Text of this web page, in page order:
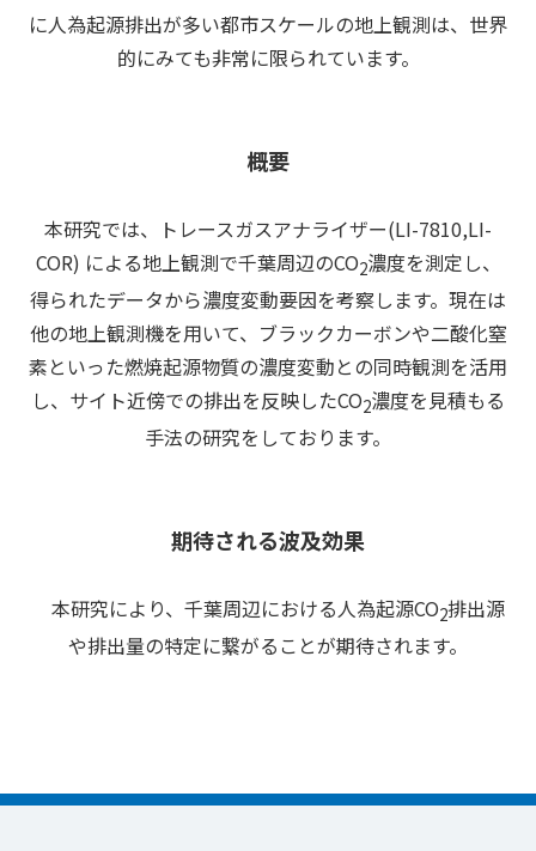
に人為起源排出が多い都市スケールの地上観測は、世界
的にみても非常に限られています。
概要
本研究では、トレースガスアナライザー(LI-7810,LI-
COR) による地上観測で千葉周辺のCO2濃度を測定し、
得られたデータから濃度変動要因を考察します。現在は
他の地上観測機を用いて、ブラックカーボンや二酸化窒
素といった燃焼起源物質の濃度変動との同時観測を活用
し、サイト近傍での排出を反映したCO2濃度を見積もる
手法の研究をしております。
期待される波及効果
本研究により、千葉周辺における人為起源CO2排出源
や排出量の特定に繋がることが期待されます。